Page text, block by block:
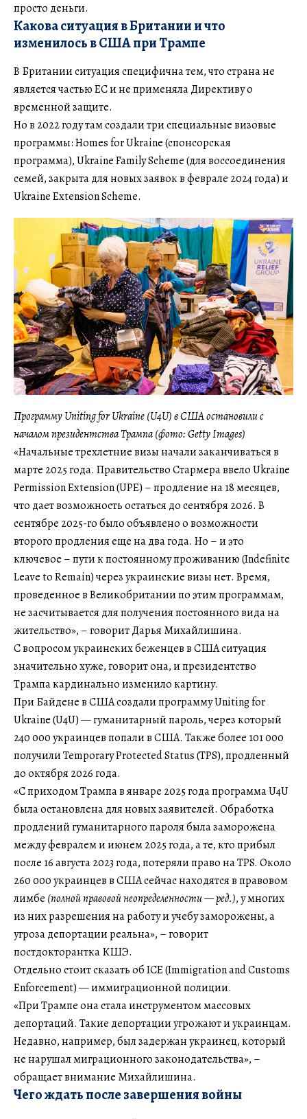
просто деньги.
Какова ситуация в Британии и что
изменилось в США при Трампе
В Британии ситуация специфична тем, что страна не
является частью ЕС и не применяла Директиву о
временной защите.
Но в 2022 году там создали три специальные визовые
программы: Homes for Ukraine (спонсорская
программа), Ukraine Family Scheme (для воссоединения
семей, закрыта для новых заявок в феврале 2024 года) и
Ukraine Extension Scheme.
Программу Uniting for Ukraine (U4U) в США остановили с
началом президентства Трампа (фото: Getty Images)
«Начальные трехлетние визы начали заканчиваться в
марте 2025 года. Правительство Стармера ввело Ukraine
Permission Extension (UPE) – продление на 18 месяцев,
что дает возможность остаться до сентября 2026. В
сентябре 2025-го было объявлено о возможности
второго продления еще на два года. Но – и это
ключевое – пути к постоянному проживанию (Indefinite
Leave to Remain) через украинские визы нет. Время,
проведенное в Великобритании по этим программам,
не засчитывается для получения постоянного вида на
жительство», – говорит Дарья Михайлишина.
С вопросом украинских беженцев в США ситуация
значительно хуже, говорит она, и президентство
Трампа кардинально изменило картину.
При Байдене в США создали программу Uniting for
Ukraine (U4U) — гуманитарный пароль, через который
240 000 украинцев попали в США. Также более 101 000
получили Temporary Protected Status (TPS), продленный
до октября 2026 года.
«С приходом Трампа в январе 2025 года программа U4U
была остановлена для новых заявителей. Обработка
продлений гуманитарного пароля была заморожена
между февралем и июнем 2025 года, а те, кто прибыл
после 16 августа 2023 года, потеряли право на TPS. Около
260 000 украинцев в США сейчас находятся в правовом
лимбе (полной правовой неопределенности — ред.), у многих
из них разрешения на работу и учебу заморожены, а
угроза депортации реальна», – говорит
постдокторантка КШЭ.
Отдельно стоит сказать об ICE (Immigration and Customs
Enforcement) — иммиграционной полиции.
«При Трампе она стала инструментом массовых
депортаций. Такие депортации угрожают и украинцам.
Недавно, например, был задержан украинец, который
не нарушал миграционного законодательства», –
обращает внимание Михайлишина.
Чего ждать после завершения войны